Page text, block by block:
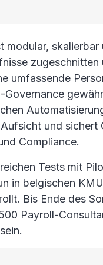
modular, skalierbar
zugeschnitten
umfassende
Governance
und sichert
Compliance.
Tests mit
in belgischen
Bis Ende des
Payroll-